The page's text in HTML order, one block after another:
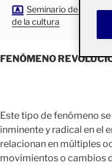
Seminario de teorías
de la cultura
FENÓMENO
Este tipo de fenómeno
inminente y radical en el
relacionan en múltiples
movimientos o cambios